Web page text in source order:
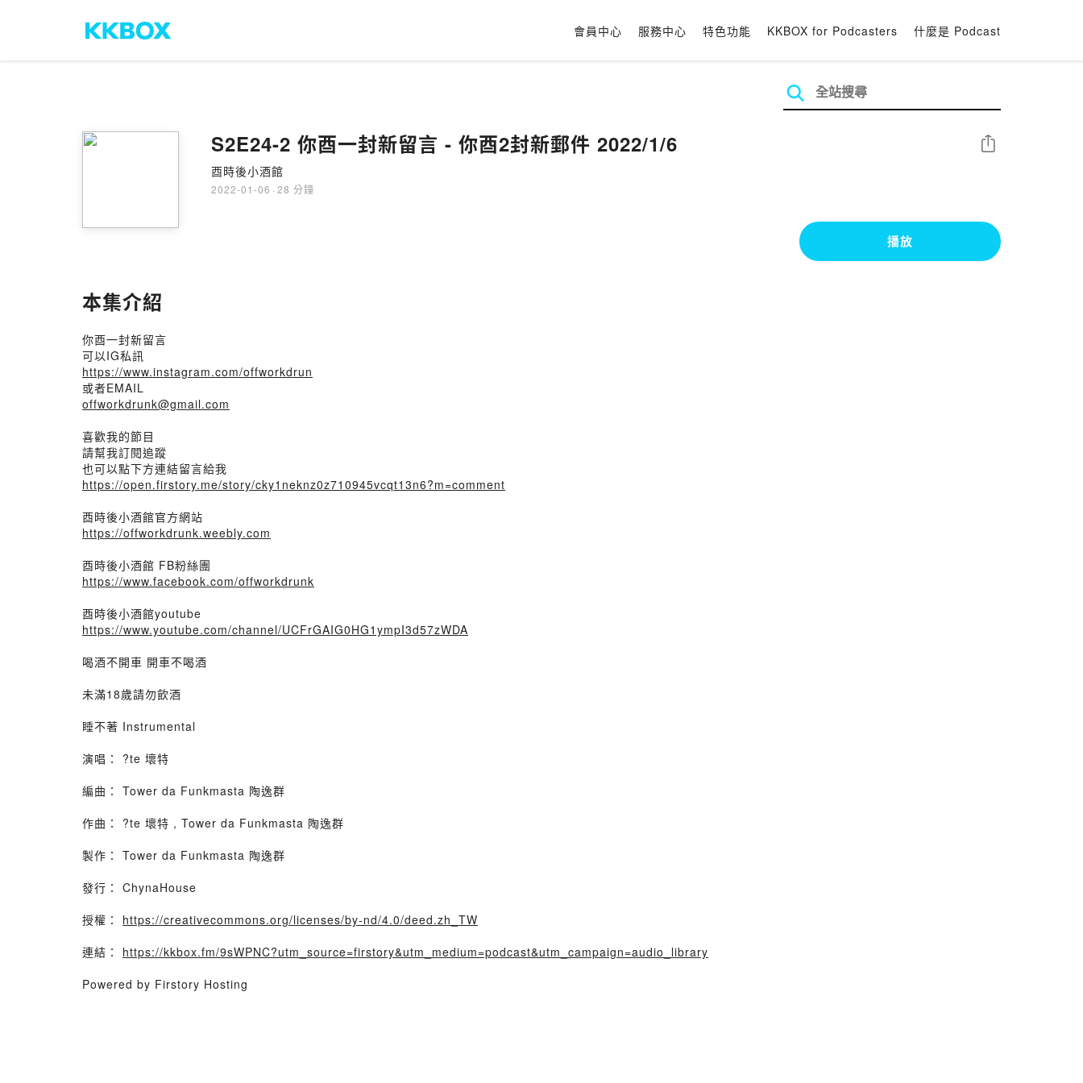
會員中心 服務中心 特色功能 KKBOX for Podcasters 什麼是 Podcast
S2E24-2 你酉一封新留言 - 你酉2封新郵件 2022/1/6
酉時後小酒館
2022-01-06 · 28 分鐘
分享
播放
本集介紹
你酉一封新留言
可以IG私訊
https://www.instagram.com/offworkdrun
或者EMAIL
offworkdrunk@gmail.com
喜歡我的節目
請幫我訂閱追蹤
也可以點下方連結留言給我
https://open.firstory.me/story/cky1neknz0z710945vcqt13n6?m=comment
酉時後小酒館官方網站
https://offworkdrunk.weebly.com
酉時後小酒館 FB粉絲團
https://www.facebook.com/offworkdrunk
酉時後小酒館youtube
https://www.youtube.com/channel/UCFrGAIG0HG1ympI3d57zWDA
喝酒不開車 開車不喝酒
未滿18歲請勿飲酒
睡不著 Instrumental
演唱： ?te 壞特
編曲： Tower da Funkmasta 陶逸群
作曲： ?te 壞特 , Tower da Funkmasta 陶逸群
製作： Tower da Funkmasta 陶逸群
發行： ChynaHouse
授權： https://creativecommons.org/licenses/by-nd/4.0/deed.zh_TW
連結： https://kkbox.fm/9sWPNC?utm_source=firstory&utm_medium=podcast&utm_campaign=audio_library
Powered by Firstory Hosting